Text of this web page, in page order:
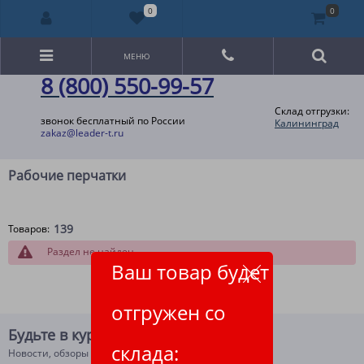
8 (800) 550-99-57
звонок бесплатный по России
zakaz@leader-t.ru
Склад отгрузки:
Калининград
Ваш товар будет
отгружен со
склада:
МЕНЮ
Рабочие перчатки
Товаров: 139
Раздел не найден
Будьте в курсе!
Новости, обзоры и акции
0 0